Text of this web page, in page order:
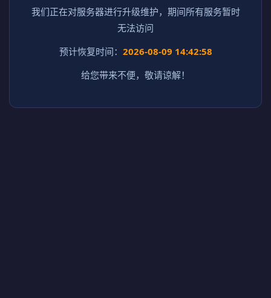
我们正在对服务器进行升级维护，期间所有服务暂时
无法访问
预计恢复时间： 2026-08-09 14:42:58
给您带来不便，敬请谅解！